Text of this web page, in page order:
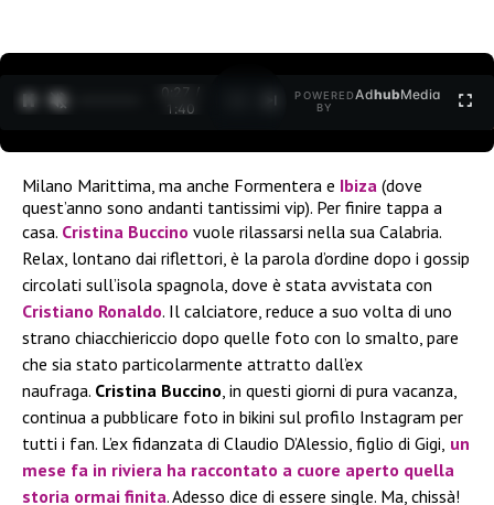
0:27 /
1:40
POWERED
BY
AdhubMedia
Milano Marittima, ma anche Formentera e Ibiza (dove
quest’anno sono andanti tantissimi vip). Per finire tappa a
casa. Cristina Buccino vuole rilassarsi nella sua Calabria.
Relax, lontano dai riflettori, è la parola d’ordine dopo i gossip
circolati sull’isola spagnola, dove è stata avvistata con
Cristiano Ronaldo. Il calciatore, reduce a suo volta di uno
strano chiacchiericcio dopo quelle foto con lo smalto, pare
che sia stato particolarmente attratto dall’ex
naufraga. Cristina Buccino , in questi giorni di pura vacanza,
continua a pubblicare foto in bikini sul profilo Instagram per
tutti i fan. L’ex fidanzata di Claudio D’Alessio, figlio di Gigi, un
mese fa in riviera ha raccontato a cuore aperto quella
storia ormai finita. Adesso dice di essere single. Ma, chissà!